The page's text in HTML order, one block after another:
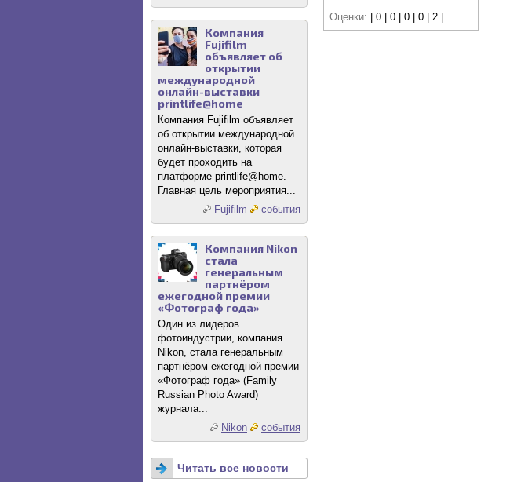
Компания
Fujifilm
объявляет об
открытии
международной
онлайн-выставки
printlife@home
Компания Fujifilm объявляет
об открытии международной
онлайн-выставки, которая
будет проходить на
платформе printlife@home.
Главная цель мероприятия...
Fujifilm
события
Компания Nikon
стала
генеральным
партнёром
ежегодной премии
«Фотограф года»
Один из лидеров
фотоиндустрии, компания
Nikon, стала генеральным
партнёром ежегодной премии
«Фотограф года» (Family
Russian Photo Award)
журнала...
Nikon
события
Читать все новости
Оценки: | 0 | 0 | 0 | 0 | 2 |